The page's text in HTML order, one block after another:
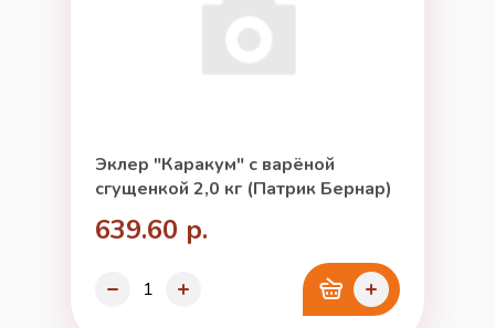
Эклер "Каракум" с варёной
сгущенкой 2,0 кг (Патрик Бернар)
639.60 р.